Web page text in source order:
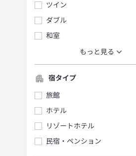
ツイン
ダブル
和室
もっと見る
宿タイプ
旅館
ホテル
リゾートホテル
民宿・ペンション